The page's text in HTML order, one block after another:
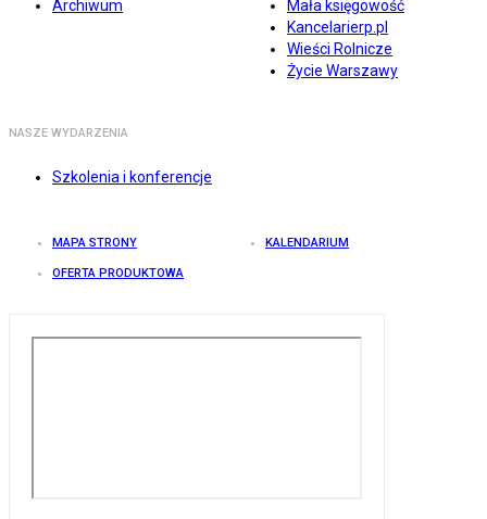
Archiwum
Mała księgowość
Kancelarierp.pl
Wieści Rolnicze
Życie Warszawy
NASZE WYDARZENIA
Szkolenia i konferencje
MAPA STRONY KALENDARIUM
OFERTA PRODUKTOWA